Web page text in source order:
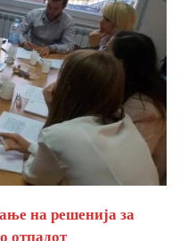
на решенија за
отпадот